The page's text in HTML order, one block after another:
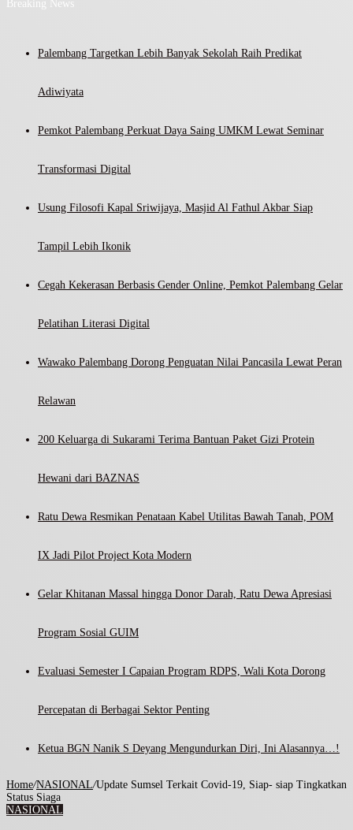
Breaking News
Palembang Targetkan Lebih Banyak Sekolah Raih Predikat
Adiwiyata
Pemkot Palembang Perkuat Daya Saing UMKM Lewat Seminar
Transformasi Digital
Usung Filosofi Kapal Sriwijaya, Masjid Al Fathul Akbar Siap
Tampil Lebih Ikonik
Cegah Kekerasan Berbasis Gender Online, Pemkot Palembang Gelar
Pelatihan Literasi Digital
Wawako Palembang Dorong Penguatan Nilai Pancasila Lewat Peran
Relawan
200 Keluarga di Sukarami Terima Bantuan Paket Gizi Protein
Hewani dari BAZNAS
Ratu Dewa Resmikan Penataan Kabel Utilitas Bawah Tanah, POM
IX Jadi Pilot Project Kota Modern
Gelar Khitanan Massal hingga Donor Darah, Ratu Dewa Apresiasi
Program Sosial GUIM
Evaluasi Semester I Capaian Program RDPS, Wali Kota Dorong
Percepatan di Berbagai Sektor Penting
Ketua BGN Nanik S Deyang Mengundurkan Diri, Ini Alasannya…!
Home/NASIONAL/Update Sumsel Terkait Covid-19, Siap- siap Tingkatkan
Status Siaga
NASIONAL